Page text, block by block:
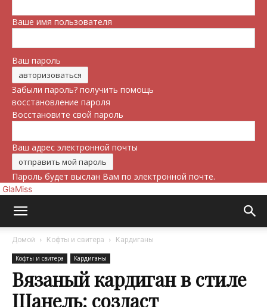
Ваше имя пользователя
Ваш пароль
Забыли пароль? получить помощь
восстановление пароля
Восстановите свой пароль
Ваш адрес электронной почты
Пароль будет выслан Вам по электронной почте.
GlaMiss
Домой Кофты и свитера Кардиганы
Кофты и свитера Кардиганы
Вязаный кардиган в стиле
Шанель: создаст